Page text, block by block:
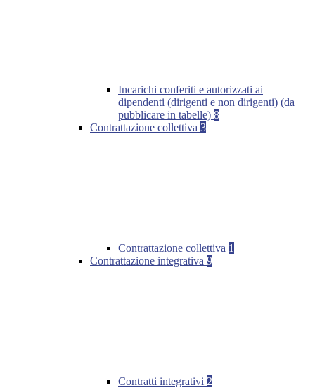
Incarichi conferiti e autorizzati ai
dipendenti (dirigenti e non dirigenti) (da
pubblicare in tabelle) 8
Contrattazione collettiva 3
Contrattazione collettiva 1
Contrattazione integrativa 9
Contratti integrativi 2